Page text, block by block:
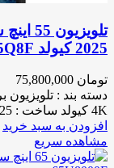
2025 کیولد 55Q8F
تومان
4K کیولد ساخت : 2025 قطعات : کره
افزودن به سبد خرید
مشاهده سریع